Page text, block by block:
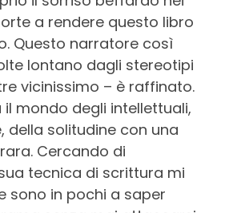
a rendere questo libro
Questo narratore così
lontano dagli stereotipi
vicinissimo – è raffinato.
mondo degli intellettuali,
della solitudine con una
Cercando di
tecnica di scrittura mi
sono in pochi a saper